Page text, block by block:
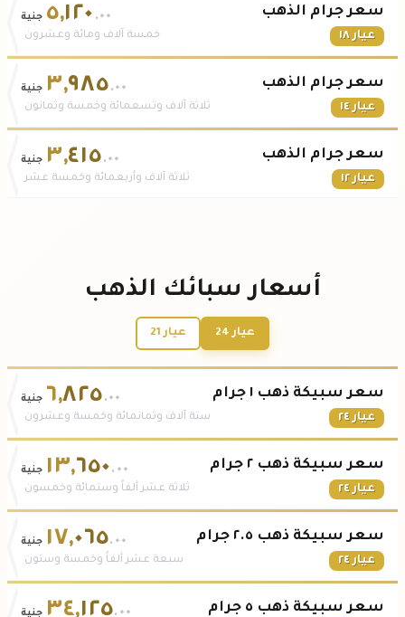
سعر جرام الذهب
عيار ١٨
٥,١٢٠ .٠٠ جنية
خمسة آلاف ومائة وعشرون
سعر جرام الذهب
عيار ١٤
٣,٩٨٥.٠٠ جنية
ثلاثة آلاف وتسعمائة وخمسة وثمانون
سعر جرام الذهب
عيار ١٢
٣,٤١٥.٠٠ جنية
ثلاثة آلاف وأربعمائة وخمسة عشر
أسعار سبائك الذهب
عيار 24 عيار 21
سعر سبيكة ذهب ١ جرام
عيار ٢٤
٦,٨٢٥.٠٠ جنية
ستة آلاف وثمانمائة وخمسة وعشرون
سعر سبيكة ذهب ٢ جرام
عيار ٢٤
١٣,٦٥٠.٠٠ جنية
ثلاثة عشر ألفاً وستمائة وخمسون
سعر سبيكة ذهب ٢.٥ جرام
عيار ٢٤
١٧,٠٦٥.٠٠ جنية
سبعة عشر ألفاً وخمسة وستون
سعر سبيكة ذهب ٥ جرام ٣٤,١٢٥.٠٠ جنية